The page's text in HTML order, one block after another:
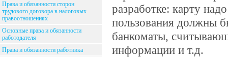
Права и обязанности сторон
трудового договора в налоговых
правоотношениях
Основные права и обязанности
работодателя
Права и обязанности работника
разработке: карту
пользования должны
банкоматы,
информации и т.д.